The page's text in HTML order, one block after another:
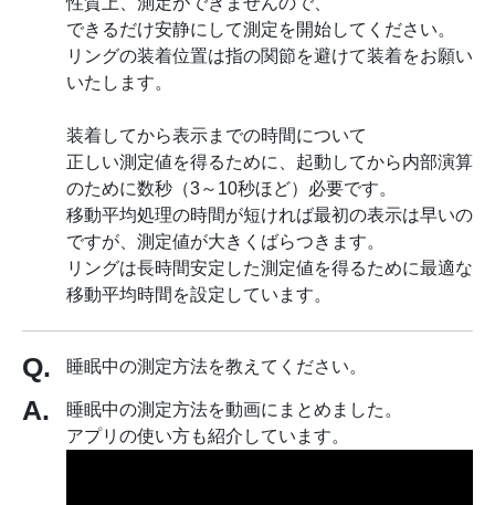
できるだけ安静にして測定を開始してください。
リングの装着位置は指の関節を避けて装着をお願い
いたします。
装着してから表示までの時間について
正しい測定値を得るために、起動してから内部演算
のために数秒（3～10秒ほど）必要です。
移動平均処理の時間が短ければ最初の表示は早いの
ですが、測定値が大きくばらつきます。
リングは長時間安定した測定値を得るために最適な
移動平均時間を設定しています。
睡眠中の測定方法を教えてください。
睡眠中の測定方法を動画にまとめました。
アプリの使い方も紹介しています。